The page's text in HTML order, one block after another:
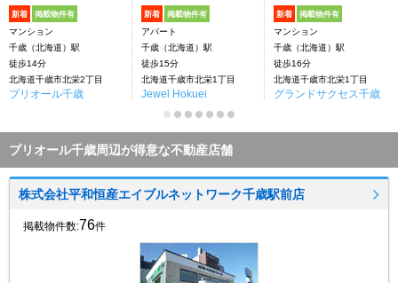
新着 掲載物件有
マンション
千歳（北海道）駅
徒歩14分
北海道千歳市北栄2丁目
プリオール千歳
新着 掲載物件有
アパート
千歳（北海道）駅
徒歩15分
北海道千歳市北栄1丁目
Jewel Hokuei
新着 掲載物件有
マンション
千歳（北海道）駅
徒歩16分
北海道千歳市北栄1丁目
グランドサクセス千歳
プリオール千歳周辺が得意な不動産店舗
株式会社平和恒産エイブルネットワーク千歳駅前店
掲載物件数:76件